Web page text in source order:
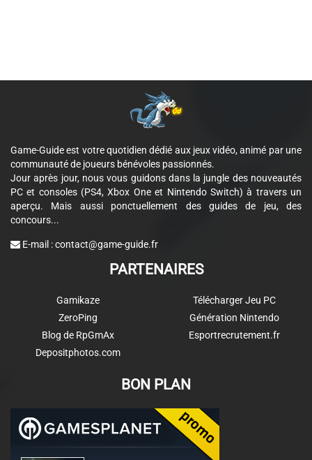
Game-Guide est votre quotidien dédié aux jeux vidéo, animé par une
communauté de joueurs bénévoles passionnés.
Jour après jour, nous vous guidons dans la jungle des nouveautés
PC et consoles (PS4, Xbox One et Nintendo Switch) à travers un
aperçu. Mais aussi ponctuellement des guides de jeu, des
concours...
E-mail :contact@game-guide.fr
PARTENAIRES
Gamikaze
ZeroPing
Blog de RpGmAx
Depositphotos.com
Télécharger Jeu PC
Génération Nintendo
Esportrecrutement.fr
BON PLAN